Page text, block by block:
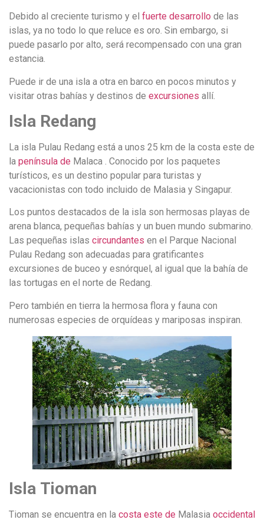
Debido al creciente turismo y el fuerte desarrollo de las
islas, ya no todo lo que reluce es oro. Sin embargo, si
puede pasarlo por alto, será recompensado con una gran
estancia.
Puede ir de una isla a otra en barco en pocos minutos y
visitar otras bahías y destinos de excursiones allí.
Isla Redang
La isla Pulau Redang está a unos 25 km de la costa este de
la península de Malaca . Conocido por los paquetes
turísticos, es un destino popular para turistas y
vacacionistas con todo incluido de Malasia y Singapur.
Los puntos destacados de la isla son hermosas playas de
arena blanca, pequeñas bahías y un buen mundo submarino.
Las pequeñas islas circundantes en el Parque Nacional
Pulau Redang son adecuadas para gratificantes
excursiones de buceo y esnórquel, al igual que la bahía de
las tortugas en el norte de Redang.
Pero también en tierra la hermosa flora y fauna con
numerosas especies de orquídeas y mariposas inspiran.
Isla Tioman
Tioman se encuentra en la costa este de Malasia occidental